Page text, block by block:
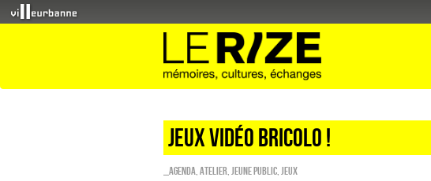
Jeux vidéo bricolo !
_Agenda Atelier Jeune public Jeux